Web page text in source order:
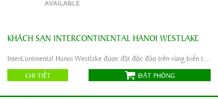
Địa chỉ:
1A Nghi Tàm, quận Tây Hồ
Website:
KHÁCH SẠN INTERCONTINENTAL HANOI WESTLAKE
InterContinental Hanoi Westlake được đặt độc đáo trên vùng biển thanh bình của Hồ Tây, nằm chỉ vài phút đi ...
CHI TIẾT ĐẶT PHÒNG